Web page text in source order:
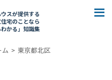
スが提供する
住宅のことなら
かる」知識集
ム 東京都北区